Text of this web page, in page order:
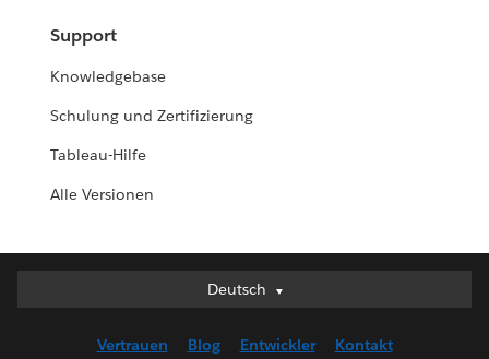
Support
Knowledgebase
Schulung und Zertifizierung
Tableau-Hilfe
Alle Versionen
Deutsch
Deutsch
English (US)
Vertrauen Blog Entwickler Kontakt